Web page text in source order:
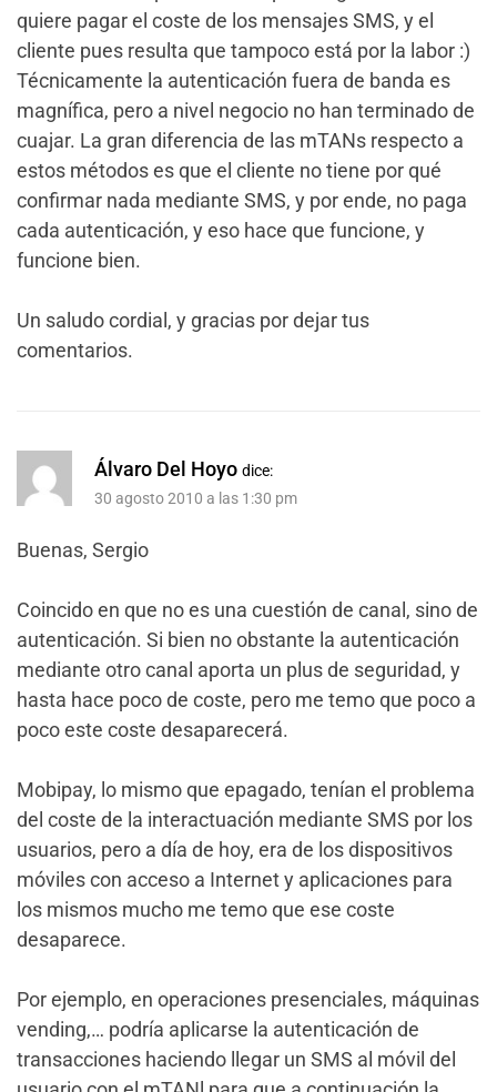
quiere pagar el coste de los mensajes SMS, y el
cliente pues resulta que tampoco está por la labor :)
Técnicamente la autenticación fuera de banda es
magnífica, pero a nivel negocio no han terminado de
cuajar. La gran diferencia de las mTANs respecto a
estos métodos es que el cliente no tiene por qué
confirmar nada mediante SMS, y por ende, no paga
cada autenticación, y eso hace que funcione, y
funcione bien.
Un saludo cordial, y gracias por dejar tus
comentarios.
Álvaro Del Hoyo dice:
30 agosto 2010 a las 1:30 pm
Buenas, Sergio
Coincido en que no es una cuestión de canal, sino de
autenticación. Si bien no obstante la autenticación
mediante otro canal aporta un plus de seguridad, y
hasta hace poco de coste, pero me temo que poco a
poco este coste desaparecerá.
Mobipay, lo mismo que epagado, tenían el problema
del coste de la interactuación mediante SMS por los
usuarios, pero a día de hoy, era de los dispositivos
móviles con acceso a Internet y aplicaciones para
los mismos mucho me temo que ese coste
desaparece.
Por ejemplo, en operaciones presenciales, máquinas
vending,… podría aplicarse la autenticación de
transacciones haciendo llegar un SMS al móvil del